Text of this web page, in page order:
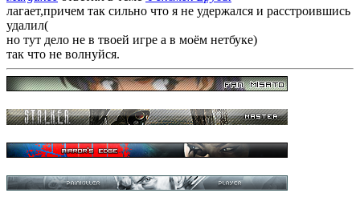
лагает,причем так сильно что я не удержался и расстроившись
удалил(
но тут дело не в твоей игре а в моём нетбуке)
так что не волнуйся.